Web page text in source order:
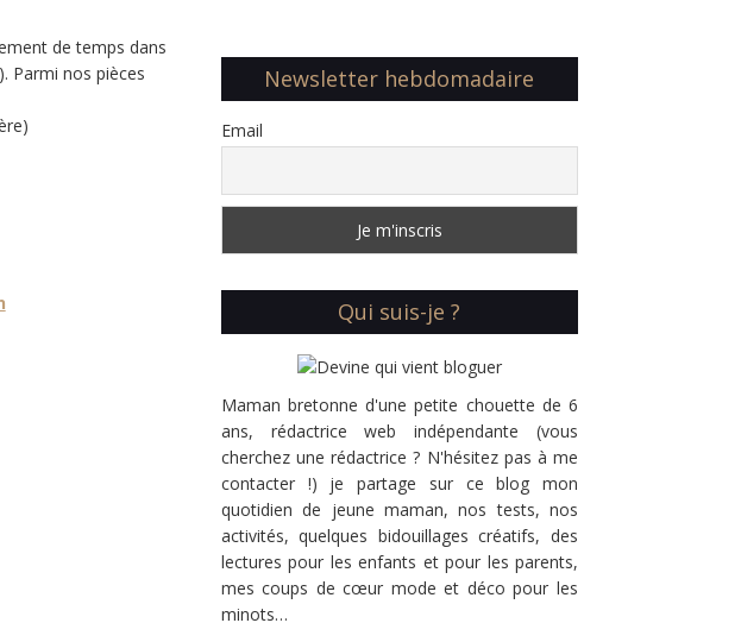
de temps dans
Parmi nos pièces
Newsletter hebdomadaire
Email
Qui suis-je ?
Maman bretonne d'une petite chouette de 6
ans, rédactrice web indépendante (vous
cherchez une rédactrice ? N'hésitez pas à me
contacter !) je partage sur ce blog mon
quotidien de jeune maman, nos tests, nos
activités, quelques bidouillages créatifs, des
lectures pour les enfants et pour les parents,
mes coups de cœur mode et déco pour les
minots…